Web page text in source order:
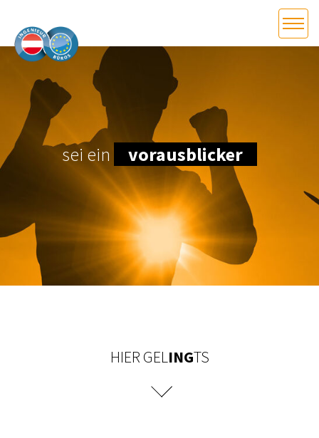
Bundesland auswählen HOME
AKTUELLES/INGOO
DAS INGENIEURBÜRO
INTERESSEN­VERTRETUNG
MITGLIEDER­VERZEICHNIS
SERVICE
PRÜFING
sei ein vorausblicker
HIER GELINGTS